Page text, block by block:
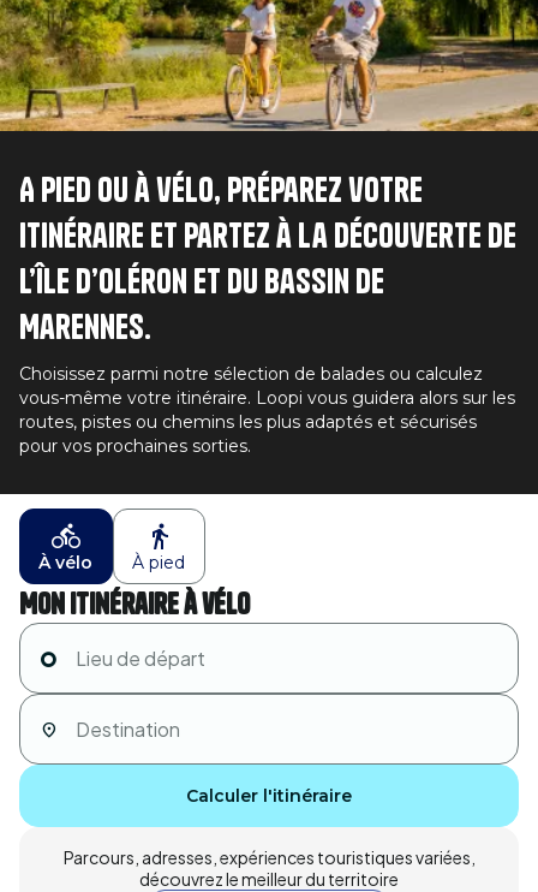
A pied ou à vélo, préparez votre
itinéraire et partez à la découverte de
l’île d’Oléron et du bassin de
Marennes.
Choisissez parmi notre sélection de balades ou calculez
vous-même votre itinéraire. Loopi vous guidera alors sur les
routes, pistes ou chemins les plus adaptés et sécurisés
pour vos prochaines sorties.
À vélo À pied
Mon itinéraire à vélo
Calculer l'itinéraire
Parcours, adresses, expériences touristiques variées,
découvrez le meilleur du territoire